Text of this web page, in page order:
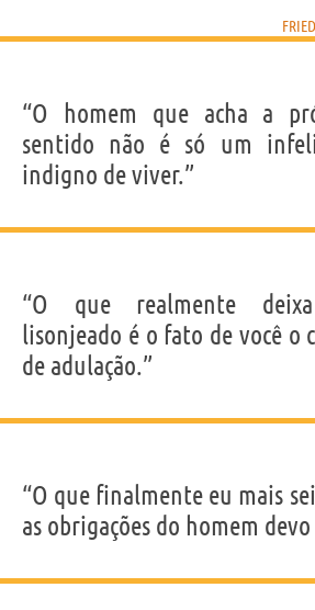
“O homem que acha a
sentido não é só um
indigno de viver.”
“O que realmente
lisonjeado é o fato de você o
de adulação.”
“O que finalmente eu mais
as obrigações do homem